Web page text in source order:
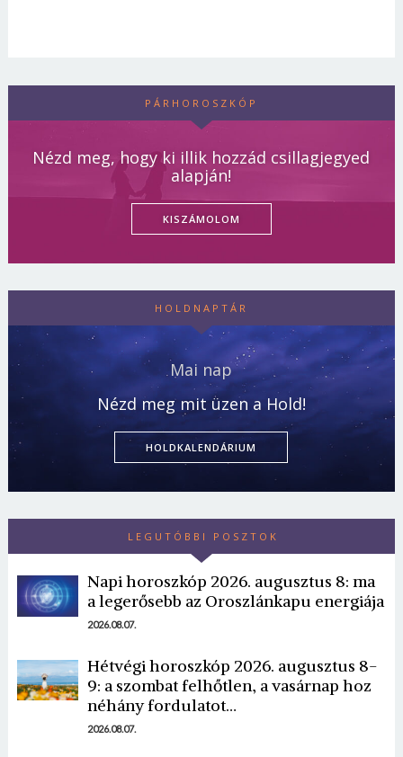
PÁRHOROSZKÓP
Nézd meg, hogy ki illik hozzád csillagjegyed
alapján!
KISZÁMOLOM
HOLDNAPTÁR
Mai nap
Nézd meg mit üzen a Hold!
HOLDKALENDÁRIUM
LEGUTÓBBI POSZTOK
Napi horoszkóp 2026. augusztus 8: ma
a legerősebb az Oroszlánkapu energiája
2026.08.07.
Hétvégi horoszkóp 2026. augusztus 8-
9: a szombat felhőtlen, a vasárnap hoz
néhány fordulatot…
2026.08.07.